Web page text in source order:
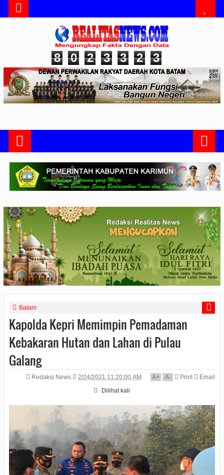
8 0 2 3 3 2 3
Batam
Kapolda Kepri Memimpin Pemadaman
Kebakaran Hutan dan Lahan di Pulau
Galang
Redaksi News 2/24/2021 11:20:00 AM A+ A- Print
Email
Dilihat kali